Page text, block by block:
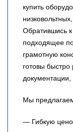
купить
Обратившись
подходящее
грамотную
готовы
документации,
Мы
— Гибкую